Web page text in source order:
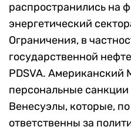
распространились на
энергетический
Ограничения, в
государственной
PDSVA.
персональные
Венесуэлы, которые,
ответственны за